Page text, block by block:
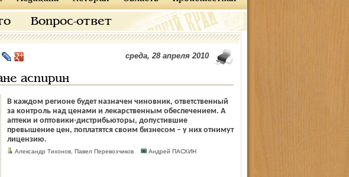
Вопрос-ответ
среда, 28 апреля 2010
аспирин
В каждом регионе будет назначен чиновник, ответ­ственный
за контроль над ценами и лекарственным обеспечением. А
аптеки и оптовики-дистрибьюторы, допустившие
превышение цен, поплатятся своим бизнесом – у них отнимут
лицензию.
Александр Тихонов, Павел Перевозчиков Андрей ПАСХИН